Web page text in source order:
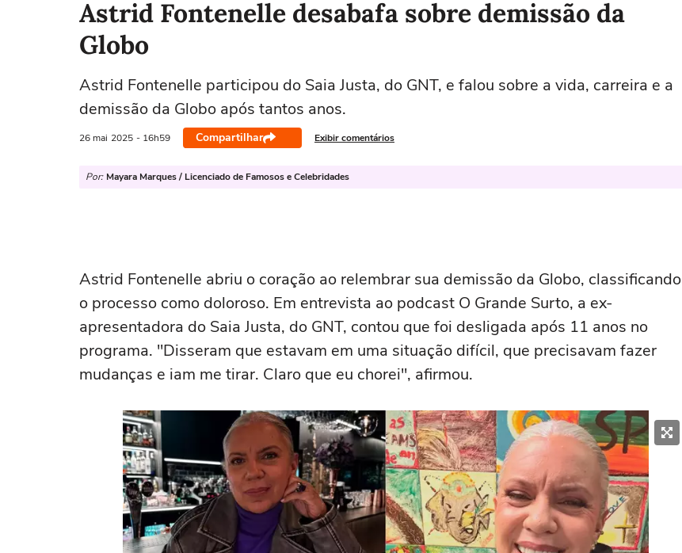
Astrid Fontenelle desabafa sobre demissão da
Globo
Astrid Fontenelle participou do Saia Justa, do GNT, e falou sobre a vida, carreira e a
demissão da Globo após tantos anos.
26 mai 2025 - 16h59 Compartilhar Exibir comentários
Por: Mayara Marques / Licenciado de Famosos e Celebridades
Astrid Fontenelle abriu o coração ao relembrar sua demissão da Globo, classificando
o processo como doloroso. Em entrevista ao podcast O Grande Surto, a ex-
apresentadora do Saia Justa, do GNT, contou que foi desligada após 11 anos no
programa. "Disseram que estavam em uma situação difícil, que precisavam fazer
mudanças e iam me tirar. Claro que eu chorei", afirmou.